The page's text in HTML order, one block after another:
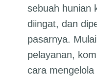
sebuah hunian
diingat, dan
pasarnya.
pelayanan,
cara